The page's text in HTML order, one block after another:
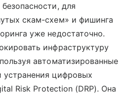
для
скам-схем» и фишинга
уже недостаточно.
инфраструктуру
автоматизированные
цифровых
Risk Protection (DRP). Она